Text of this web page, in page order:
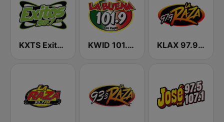
KXTS Exitos 98.7 FM KWID 101.9 La Buena KLAX 97.9 La Raza FM